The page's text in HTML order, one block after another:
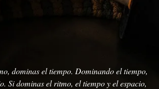
dominas el tiempo. Dominando el tiempo,
Si dominas el ritmo, el tiempo y el espacio,